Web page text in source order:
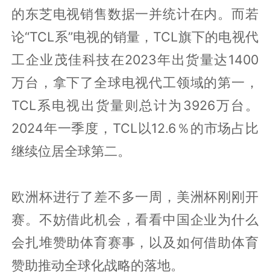
的东芝电视销售数据一并统计在内。而若
论“TCL系”电视的销量，TCL旗下的电视代
工企业茂佳科技在2023年出货量达1400
万台，拿下了全球电视代工领域的第一，
TCL系电视出货量则总计为3926万台。
2024年一季度，TCL以12.6％的市场占比
继续位居全球第二。
欧洲杯进行了差不多一周，美洲杯刚刚开
赛。不妨借此机会，看看中国企业为什么
会扎堆赞助体育赛事，以及如何借助体育
赞助推动全球化战略的落地。